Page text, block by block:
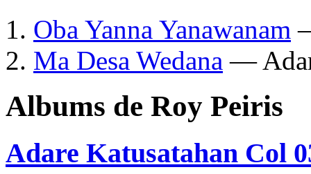
Oba Yanna Yanawanam
Ma Desa Wedana —
Albums de Roy Peiris
Adare Katusatahan Col